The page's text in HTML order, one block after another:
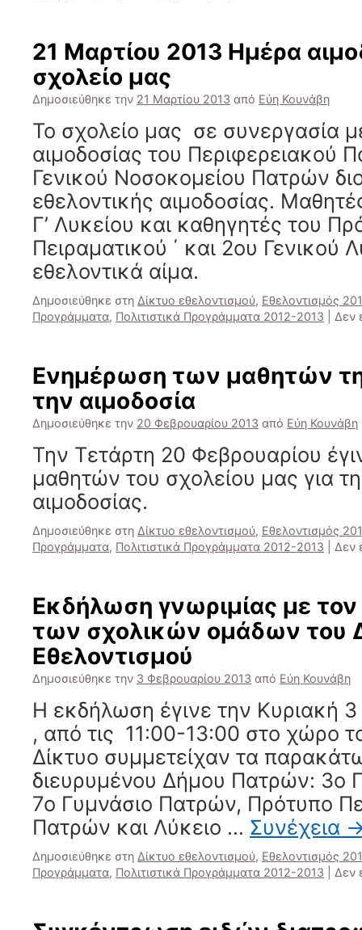
κοινότητας
(δοκιμαστική
21 Μαρτίου 2013 Ημέρα
σχολείο μας
Δημοσιεύθηκε την 21 Μαρτίου 2013 από Εύη Κουνάβη
Το σχολείο μας σε συνεργασία
αιμοδοσίας του Περιφερειακού
Γενικού Νοσοκομείου Πατρών
εθελοντικής αιμοδοσίας.
Γ’ Λυκείου και καθηγητές του
Πειραματικού ΄ και 2ου Γενικού
εθελοντικά αίμα.
Δημοσιεύθηκε στη Δίκτυο εθελοντισμού, Εθελοντισμός
Προγράμματα, Πολιτιστικά Προγράμματα 2012-2013 Δεν
Ενημέρωση των μαθητών
την αιμοδοσία
Δημοσιεύθηκε την 20 Φεβρουαρίου 2013 από Εύη Κουνάβη
Την Τετάρτη 20 Φεβρουαρίου
μαθητών του σχολείου μας για
αιμοδοσίας.
Δημοσιεύθηκε στη Δίκτυο εθελοντισμού, Εθελοντισμός
Προγράμματα, Πολιτιστικά Προγράμματα 2012-2013 Δεν
Εκδήλωση γνωριμίας με τον
των σχολικών ομάδων του
Εθελοντισμού
Δημοσιεύθηκε την 3 Φεβρουαρίου 2013 από Εύη Κουνάβη
Η εκδήλωση έγινε την Κυριακή
, από τις 11:00-13:00 στο χώρο
Δίκτυο συμμετείχαν τα
διευρυμένου Δήμου Πατρών: 3ο
7ο Γυμνάσιο Πατρών, Πρότυπο
Πατρών και Λύκειο … Συνέχεια
Δημοσιεύθηκε στη Δίκτυο εθελοντισμού, Εθελοντισμός
Προγράμματα, Πολιτιστικά Προγράμματα 2012-2013 Δεν